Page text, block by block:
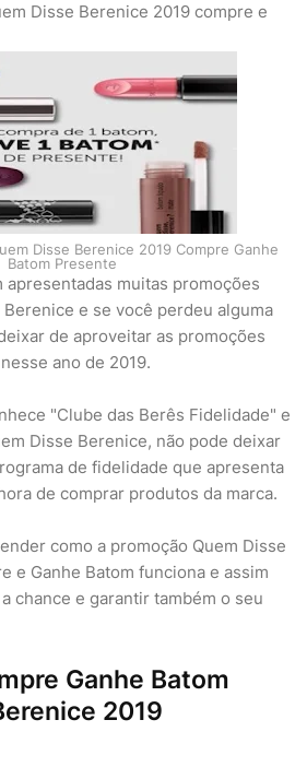
Disse Berenice 2019 compre e
Disse Berenice 2019 Compre Ganhe
Batom Presente
apresentadas muitas promoções
e se você perdeu alguma
de aproveitar as promoções
ano de 2019.
"Clube das Berês Fidelidade" e
Disse Berenice, não pode deixar
de fidelidade que apresenta
de comprar produtos da marca.
como a promoção Quem Disse
e Ganhe Batom funciona e assim
chance e garantir também o seu
Ganhe Batom
2019